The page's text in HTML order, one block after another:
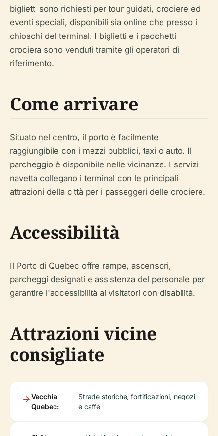
biglietti sono richiesti per tour guidati, crociere ed
eventi speciali, disponibili sia online che presso i
chioschi del terminal. I biglietti e i pacchetti
crociera sono venduti tramite gli operatori di
riferimento.
Come arrivare
Situato nel centro, il porto è facilmente
raggiungibile con i mezzi pubblici, taxi o auto. Il
parcheggio è disponibile nelle vicinanze. I servizi
navetta collegano i terminal con le principali
attrazioni della città per i passeggeri delle crociere.
Accessibilità
Il Porto di Quebec offre rampe, ascensori,
parcheggi designati e assistenza del personale per
garantire l'accessibilità ai visitatori con disabilità.
Attrazioni vicine
consigliate
Vecchia
Quebec:
Strade storiche, fortificazioni, negozi
e caffè